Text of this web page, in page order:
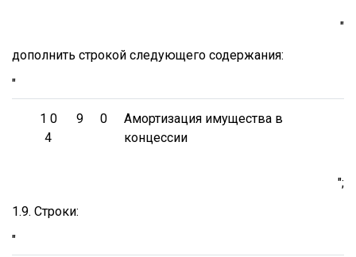
"
дополнить строкой следующего содержания:
"
1 0
4
9 0
Амортизация имущества в
концессии
";
1.9. Строки:
"